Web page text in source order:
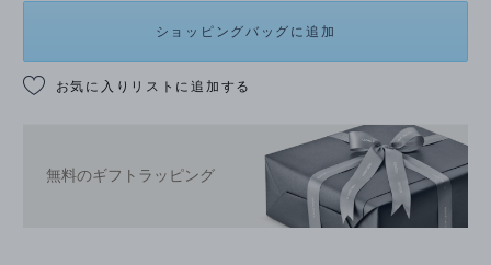
ショッピングバッグに追加
お気に入りリストに追加する
無料のギフトラッピング